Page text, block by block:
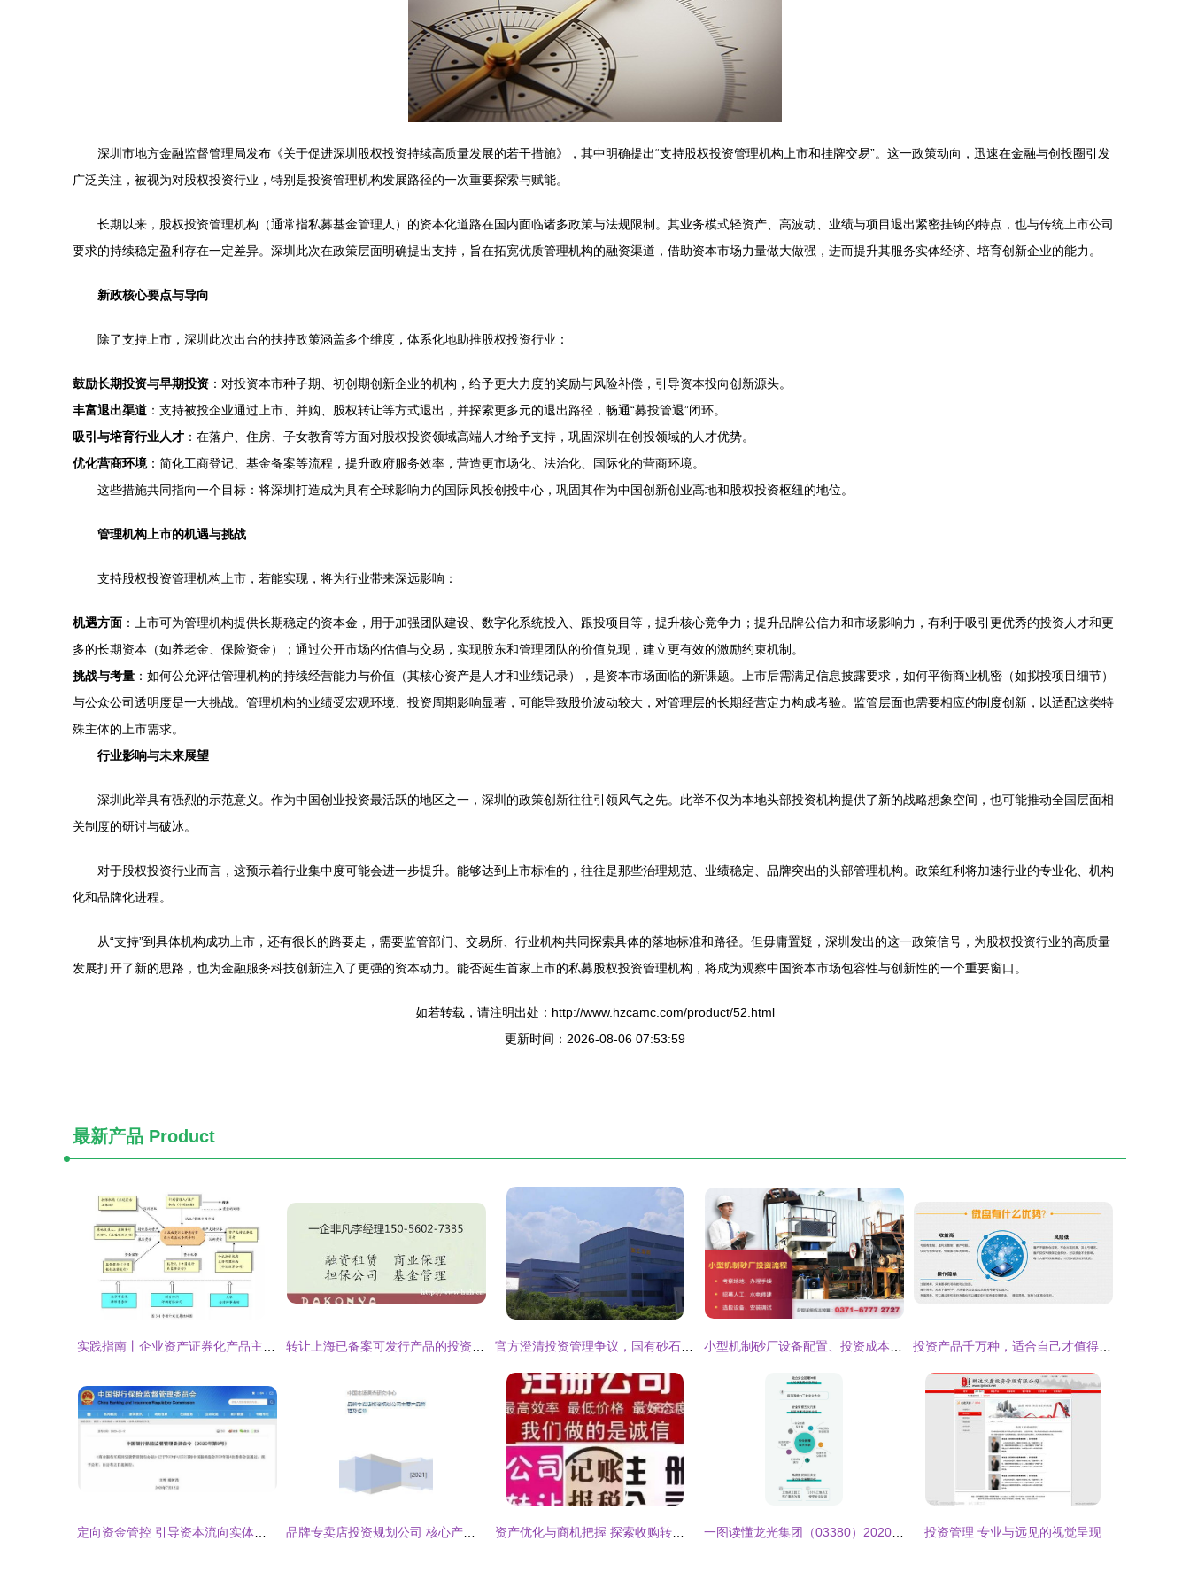
深圳市地方金融监督管理局发布《关于促进深圳股权投资持续高质量发展的若干措施》，其中明确提出“支持股权投资管理机构上市和挂牌交易”。这一政策动向，迅速在金融与创投圈引发
广泛关注，被视为对股权投资行业，特别是投资管理机构发展路径的一次重要探索与赋能。
长期以来，股权投资管理机构（通常指私募基金管理人）的资本化道路在国内面临诸多政策与法规限制。其业务模式轻资产、高波动、业绩与项目退出紧密挂钩的特点，也与传统上市公司
要求的持续稳定盈利存在一定差异。深圳此次在政策层面明确提出支持，旨在拓宽优质管理机构的融资渠道，借助资本市场力量做大做强，进而提升其服务实体经济、培育创新企业的能力。
新政核心要点与导向
除了支持上市，深圳此次出台的扶持政策涵盖多个维度，体系化地助推股权投资行业：
鼓励长期投资与早期投资 ：对投资本市种子期、初创期创新企业的机构，给予更大力度的奖励与风险补偿，引导资本投向创新源头。
丰富退出渠道 ：支持被投企业通过上市、并购、股权转让等方式退出，并探索更多元的退出路径，畅通“募投管退”闭环。
吸引与培育行业人才 ：在落户、住房、子女教育等方面对股权投资领域高端人才给予支持，巩固深圳在创投领域的人才优势。
优化营商环境：简化工商登记、基金备案等流程，提升政府服务效率，营造更市场化、法治化、国际化的营商环境。
这些措施共同指向一个目标：将深圳打造成为具有全球影响力的国际风投创投中心，巩固其作为中国创新创业高地和股权投资枢纽的地位。
管理机构上市的机遇与挑战
支持股权投资管理机构上市，若能实现，将为行业带来深远影响：
机遇方面 ：上市可为管理机构提供长期稳定的资本金，用于加强团队建设、数字化系统投入、跟投项目等，提升核心竞争力；提升品牌公信力和市场影响力，有利于吸引更优秀的投资人才和更
多的长期资本（如养老金、保险资金）；通过公开市场的估值与交易，实现股东和管理团队的价值兑现，建立更有效的激励约束机制。
挑战与考量 ：如何公允评估管理机构的持续经营能力与价值（其核心资产是人才和业绩记录），是资本市场面临的新课题。上市后需满足信息披露要求，如何平衡商业机密（如拟投项目细节）
与公众公司透明度是一大挑战。管理机构的业绩受宏观环境、投资周期影响显著，可能导致股价波动较大，对管理层的长期经营定力构成考验。监管层面也需要相应的制度创新，以适配这类特
殊主体的上市需求。
行业影响与未来展望
深圳此举具有强烈的示范意义。作为中国创业投资最活跃的地区之一，深圳的政策创新往往引领风气之先。此举不仅为本地头部投资机构提供了新的战略想象空间，也可能推动全国层面相
关制度的研讨与破冰。
对于股权投资行业而言，这预示着行业集中度可能会进一步提升。能够达到上市标准的，往往是那些治理规范、业绩稳定、品牌突出的头部管理机构。政策红利将加速行业的专业化、机构
化和品牌化进程。
从“支持”到具体机构成功上市，还有很长的路要走，需要监管部门、交易所、行业机构共同探索具体的落地标准和路径。但毋庸置疑，深圳发出的这一政策信号，为股权投资行业的高质量
发展打开了新的思路，也为金融服务科技创新注入了更强的资本动力。能否诞生首家上市的私募股权投资管理机构，将成为观察中国资本市场包容性与创新性的一个重要窗口。
如若转载，请注明出处：http://www.hzcamc.com/product/52.html
更新时间：2026-08-06 07:53:59
最新产品 Product
投资管理 专业与远见的视觉呈现